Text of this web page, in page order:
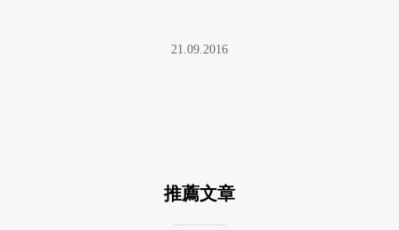
21.09.2016
推薦文章